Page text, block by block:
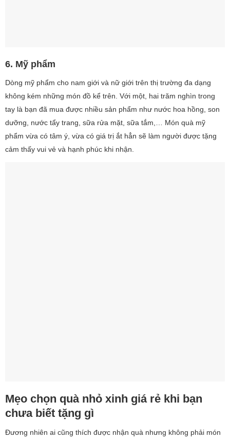
6. Mỹ phẩm
Dòng mỹ phẩm cho nam giới và nữ giới trên thị trường đa dạng
không kém những món đồ kể trên. Với một, hai trăm nghìn trong
tay là bạn đã mua được nhiều sản phẩm như nước hoa hồng, son
dưỡng, nước tẩy trang, sữa rửa mặt, sữa tắm,… Món quà mỹ
phẩm vừa có tâm ý, vừa có giá trị ắt hẳn sẽ làm người được tặng
cảm thấy vui vẻ và hạnh phúc khi nhận.
Mẹo chọn quà nhỏ xinh giá rẻ khi bạn
chưa biết tặng gì
Đương nhiên ai cũng thích được nhận quà nhưng không phải món